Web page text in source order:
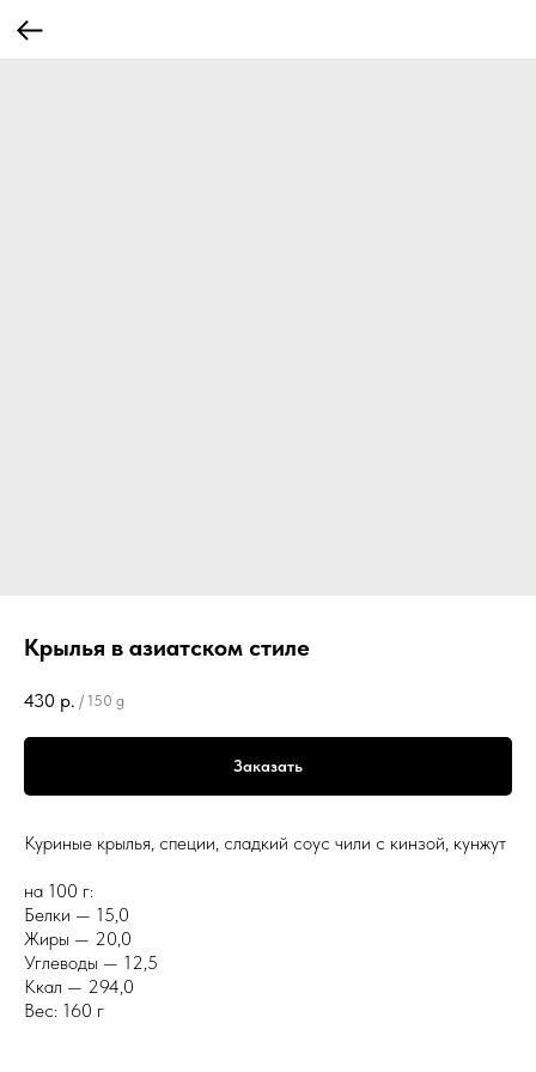
Крылья в азиатском стиле
430 р. / 150 g
Заказать
Куриные крылья, специи, сладкий соус чили с кинзой, кунжут
на 100 г:
Белки — 15,0
Жиры — 20,0
Углеводы — 12,5
Ккал — 294,0
Вес: 160 г